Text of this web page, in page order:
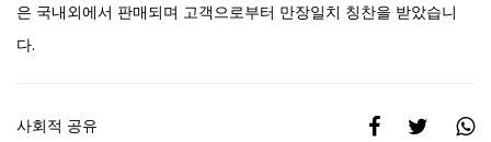
은 국내외에서 판매되며 고객으로부터 만장일치 칭찬을 받았습니
다.
사회적 공유